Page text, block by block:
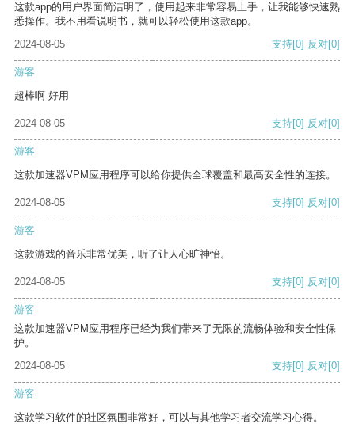
这款app的用户界面简洁明了，使用起来非常容易上手，让我能够快速熟
悉操作。我不用看说明书，就可以轻松使用这款app。
2024-08-05
支持[0] 反对[0]
游客
超棒啊 好用
2024-08-05 支持[0] 反对[0]
游客
这款加速器VPM应用程序可以给你提供全球覆盖和最高安全性的连接。
2024-08-05 支持[0] 反对[0]
游客
这款游戏的音乐非常优美，听了让人心旷神怡。
2024-08-05 支持[0] 反对[0]
游客
这款加速器VPM应用程序已经为我们带来了无限的流畅体验和安全性保
护。
2024-08-05
支持[0] 反对[0]
游客
这款学习软件的社区氛围非常好，可以与其他学习者交流学习心得。